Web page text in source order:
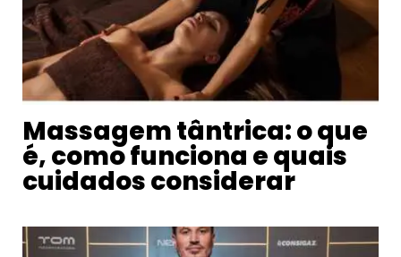
Massagem tântrica: o que
é, como funciona e quais
cuidados considerar